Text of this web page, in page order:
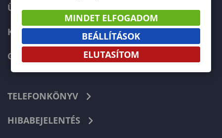
ÜZLETI PARTNEREKNEK
KARRIER
GREEN UNIVERSITY
TELEFONKÖNYV
HIBABEJELENTÉS
MINDET ELFOGADOM
BEÁLLÍTÁSOK
ELUTASÍTOM